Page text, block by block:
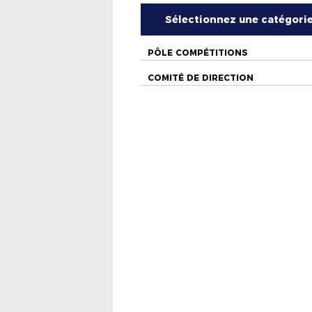
Sélectionnez une
PÔLE COMPÉTITIONS
COMITÉ DE DIRECTION